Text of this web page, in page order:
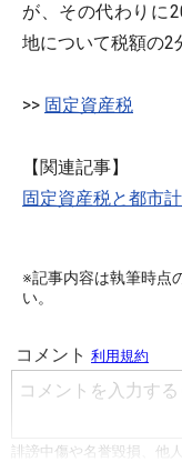
が、その代わりに
地について税額の2
>> 固定資産税
【関連記事】
固定資産税と都市
※記事内容は執筆時点
い。